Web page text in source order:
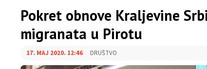
Pokret obnove Kraljevine
migranata u Pirotu
17. MAJ 2020. 12:46 DRUŠTVO